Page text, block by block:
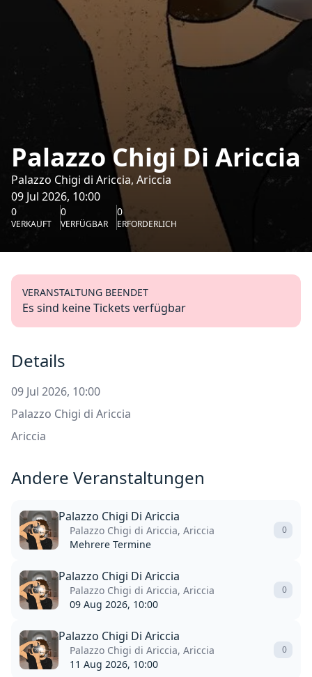
Palazzo Chigi Di Ariccia
Palazzo Chigi di Ariccia, Ariccia
09 Jul 2026, 10:00
0
VERKAUFT
0
VERFÜGBAR
0
ERFORDERLICH
VERANSTALTUNG BEENDET
Es sind keine Tickets verfügbar
Details
09 Jul 2026, 10:00
Palazzo Chigi di Ariccia
Ariccia
Andere Veranstaltungen
Palazzo Chigi Di Ariccia
Palazzo Chigi di Ariccia, Ariccia
Mehrere Termine
0
Palazzo Chigi Di Ariccia
Palazzo Chigi di Ariccia, Ariccia
09 Aug 2026, 10:00
0
Palazzo Chigi Di Ariccia
Palazzo Chigi di Ariccia, Ariccia
11 Aug 2026, 10:00
0